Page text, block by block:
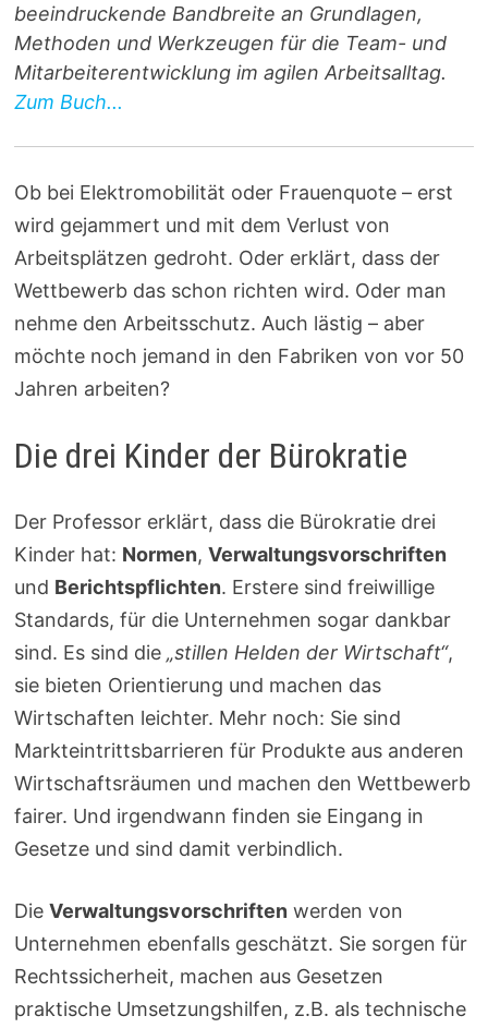
beeindruckende Bandbreite an Grundlagen,
Methoden und Werkzeugen für die Team- und
Mitarbeiterentwicklung im agilen Arbeitsalltag.
Zum Buch...
Ob bei Elektromobilität oder Frauenquote – erst
wird gejammert und mit dem Verlust von
Arbeitsplätzen gedroht. Oder erklärt, dass der
Wettbewerb das schon richten wird. Oder man
nehme den Arbeitsschutz. Auch lästig – aber
möchte noch jemand in den Fabriken von vor 50
Jahren arbeiten?
Die drei Kinder der Bürokratie
Der Professor erklärt, dass die Bürokratie drei
Kinder hat: Normen,Verwaltungsvorschriften
und Berichtspflichten. Erstere sind freiwillige
Standards, für die Unternehmen sogar dankbar
sind. Es sind die„stillen Helden der Wirtschaft“,
sie bieten Orientierung und machen das
Wirtschaften leichter. Mehr noch: Sie sind
Markteintrittsbarrieren für Produkte aus anderen
Wirtschaftsräumen und machen den Wettbewerb
fairer. Und irgendwann finden sie Eingang in
Gesetze und sind damit verbindlich.
DieVerwaltungsvorschriften werden von
Unternehmen ebenfalls geschätzt. Sie sorgen für
Rechtssicherheit, machen aus Gesetzen
praktische Umsetzungshilfen, z.B. als technische